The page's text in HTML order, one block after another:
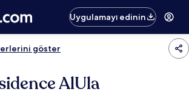
Uygulamayı edinin
göster
AlUla